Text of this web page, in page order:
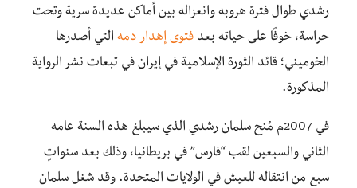
رشدي طوال فترة هروبه وانعزاله بين أماكن عديدة سرية وتحت
حراسة، خوفًا على حياته بعد فتوى إهدار دمه التي أصدرها
الخوميني؛ قائد الثورة الإسلامية في إيران في تبعات نشر الرواية
المذكورة.
في 2007م مُنح سلمان رشدي الذي سيبلغ هذه السنة عامه
الثاني والسبعين لقب “فارس” في بريطانيا، وذلك بعد سنواتٍ
سبع من انتقاله للعيش في الولايات المتحدة. وقد شغل سلمان